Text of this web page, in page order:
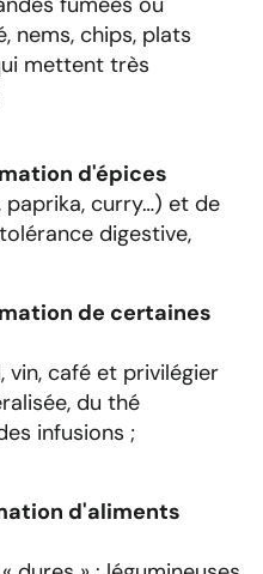
nems, chips, plats
mettent très
d'épices
paprika, curry…) et de
digestive,
de certaines
vin, café et privilégier
du thé
infusions ;
d'aliments